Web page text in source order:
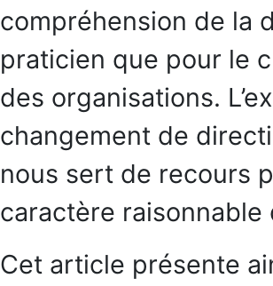
compréhension de la
praticien que pour le
des organisations.
changement de
nous sert de recours
caractère
Cet article présente